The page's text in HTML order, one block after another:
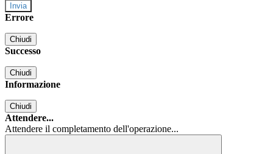
Errore
Chiudi
Successo
Chiudi
Informazione
Chiudi
Attendere...
Attendere il completamento dell'operazione...